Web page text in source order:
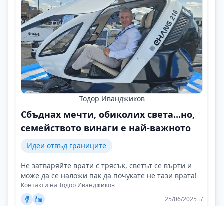
Тодор Иванджиков
Сбъднах мечти, обиколих света...но,
семейството винаги е най-важното
Идеи отвъд границите
Не затваряйте врати с трясък, светът се върти и
може да се наложи пак да почукате не тази врата!
Контакти на Тодор Иванджиков
25/06/2025 г/